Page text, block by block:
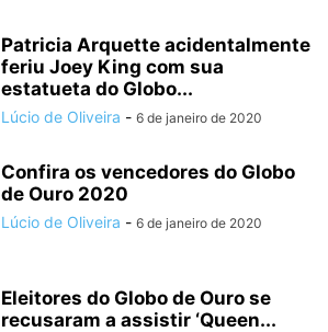
Patricia Arquette acidentalmente
feriu Joey King com sua
estatueta do Globo...
Lúcio de Oliveira - 6 de janeiro de 2020
Confira os vencedores do Globo
de Ouro 2020
Lúcio de Oliveira - 6 de janeiro de 2020
Eleitores do Globo de Ouro se
recusaram a assistir ‘Queen...